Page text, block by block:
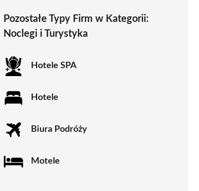
Pozostałe Typy Firm w Kategorii:
Noclegi i Turystyka
Hotele SPA
Hotele
Biura Podróży
Motele